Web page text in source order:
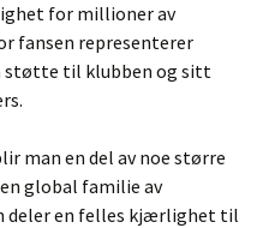
for millioner av
fansen representerer
støtte til klubben og sitt
man en del av noe større
en global familie av
deler en felles kjærlighet til